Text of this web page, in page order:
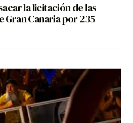
la licitación de las
Gran Canaria por 235